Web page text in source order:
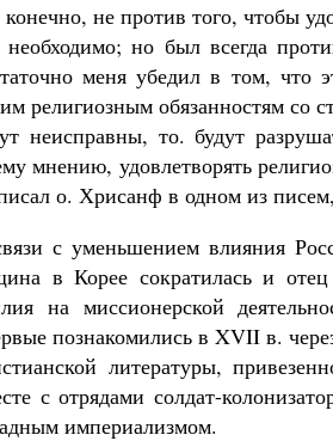
не против того, чтобы
необходимо; но был всегда
меня убедил в том, что
религиозным обязанностям со
неисправны, то. будут
мнению, удовлетворять
о. Хрисанф в одном из
с уменьшением влияния
в Корее сократилась и
на миссионерской
познакомились в XVII в.
литературы,
с отрядами солдат-
империализмом.